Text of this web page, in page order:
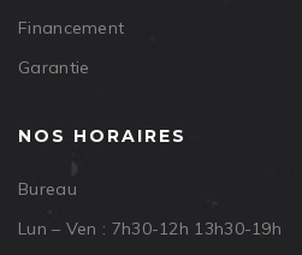
Financement
Garantie
NOS HORAIRES
Bureau
Lun – Ven : 7h30-12h 13h30-19h